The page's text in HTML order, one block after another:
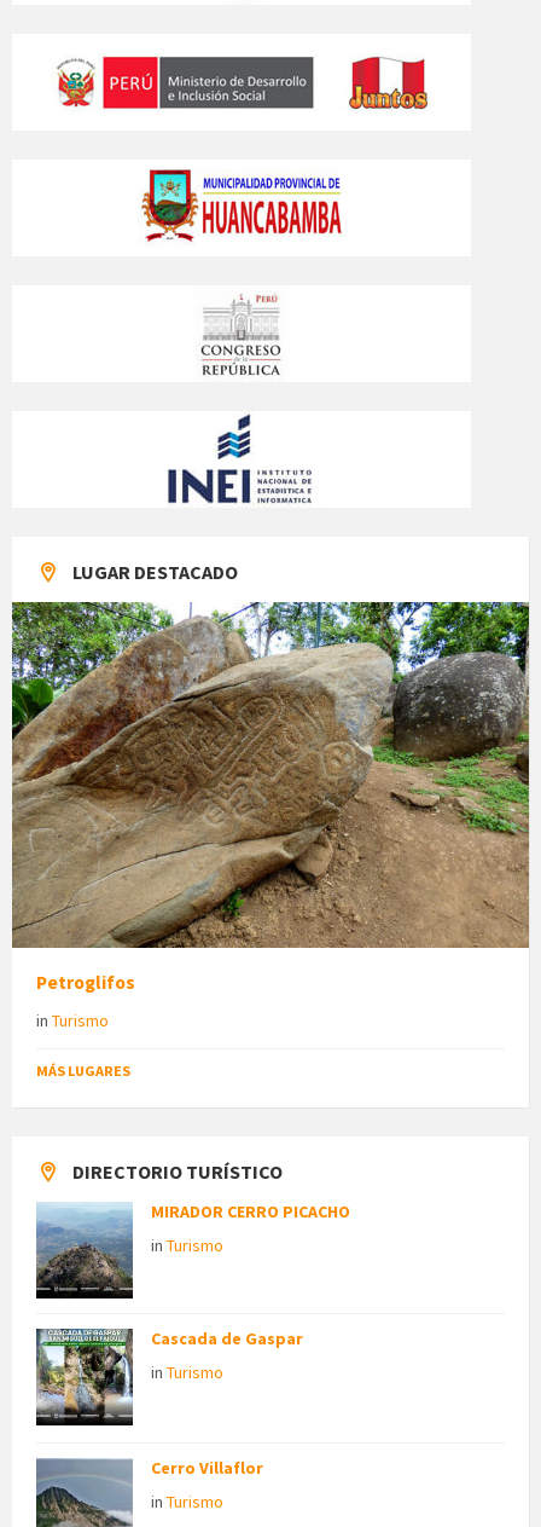
LUGAR DESTACADO
Petroglifos
in Turismo
MÁS LUGARES
DIRECTORIO TURÍSTICO
MIRADOR CERRO PICACHO
in Turismo
Cascada de Gaspar
in Turismo
Cerro Villaflor
in Turismo